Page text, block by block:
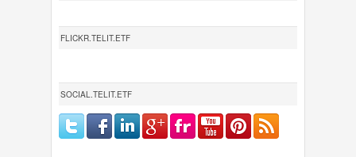
FLICKR.TELIT.ETF
SOCIAL.TELIT.ETF